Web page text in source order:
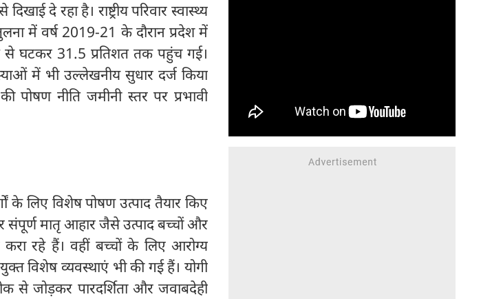
दे रहा है। राष्ट्रीय परिवार स्वास्थ्य
में वर्ष 2019-21 के दौरान प्रदेश में
से घटकर 31.5 प्रतिशत तक पहुंच गई।
में भी उल्लेखनीय सुधार दर्ज किया
पोषण नीति जमीनी स्तर पर प्रभावी
के लिए विशेष पोषण उत्पाद तैयार किए
मातृ आहार जैसे उत्पाद बच्चों और
रहे हैं। वहीं बच्चों के लिए आरोग्य
विशेष व्यवस्थाएं भी की गई हैं। योगी
से जोड़कर पारदर्शिता और जवाबदेही